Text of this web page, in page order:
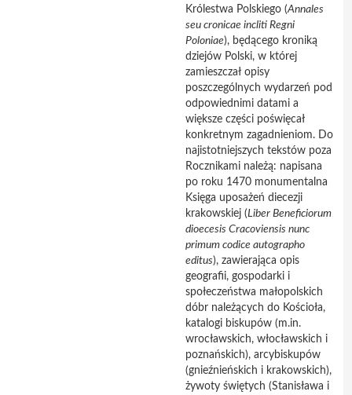
Królestwa Polskiego (Annales
seu cronicae incliti Regni
Poloniae), będącego kroniką
dziejów Polski, w której
zamieszczał opisy
poszczególnych wydarzeń pod
odpowiednimi datami a
większe części poświęcał
konkretnym zagadnieniom. Do
najistotniejszych tekstów poza
Rocznikami należą: napisana
po roku 1470 monumentalna
Księga uposażeń diecezji
krakowskiej (Liber Beneficiorum
dioecesis Cracoviensis nunc
primum codice autographo
editus), zawierająca opis
geografii, gospodarki i
społeczeństwa małopolskich
dóbr należących do Kościoła,
katalogi biskupów (m.in.
wrocławskich, włocławskich i
poznańskich), arcybiskupów
(gnieźnieńskich i krakowskich),
żywoty świętych (Stanisława i